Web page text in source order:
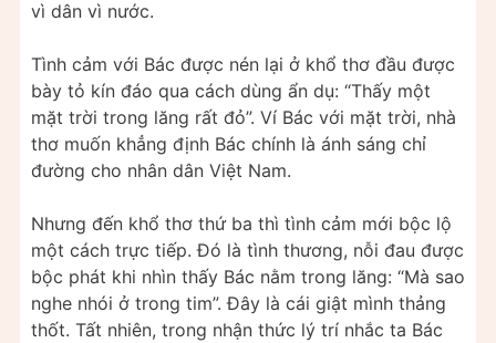
vì dân vì nước.
Tình cảm với Bác được nén lại ở khổ thơ đầu được
bày tỏ kín đáo qua cách dùng ẩn dụ: “Thấy một
mặt trời trong lăng rất đỏ”. Ví Bác với mặt trời, nhà
thơ muốn khẳng định Bác chính là ánh sáng chỉ
đường cho nhân dân Việt Nam.
Nhưng đến khổ thơ thứ ba thì tình cảm mới bộc lộ
một cách trực tiếp. Đó là tình thương, nỗi đau được
bộc phát khi nhìn thấy Bác nằm trong lăng: “Mà sao
nghe nhói ở trong tim”. Đây là cái giật mình thảng
thốt. Tất nhiên, trong nhận thức lý trí nhắc ta Bác